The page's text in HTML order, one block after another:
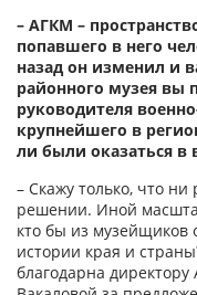
– АГКМ –
попавшего в него
назад он изменил и
районного музея вы
руководителя
крупнейшего в
ли были оказаться в
– Скажу только, что
решении. Иной
кто бы из музейщиков
истории края и
благодарна